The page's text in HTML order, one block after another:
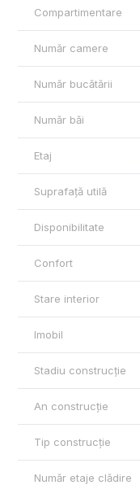
Această garsonieră
care caută confort
Pentru mai multe
Compartimentare
Număr camere
Număr bucătării
Număr băi
Etaj
Suprafață utilă
Disponibilitate
Confort
Stare interior
Imobil
Stadiu construcție
An construcție
Tip construcție
Număr etaje clădire